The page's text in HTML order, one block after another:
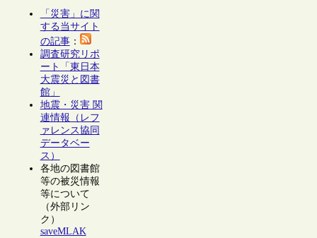
「災害」に関
する当サイト
の記事：
調査研究リポ
ート「東日本
大震災と図書
館」
地震・災害 関
連情報（レフ
ァレンス協同
データベー
ス）
各地の図書館
等の被災情報
等について
（外部リン
ク）
saveMLAK